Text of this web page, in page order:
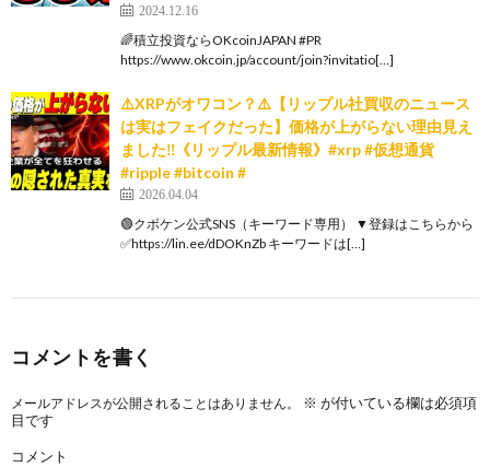
2024.12.16
🌈積立投資ならOKcoinJAPAN #PR
https://www.okcoin.jp/account/join?invitatio[…]
⚠️XRPがオワコン？⚠️【リップル社買収のニュース
は実はフェイクだった】価格が上がらない理由見え
ました‼️《リップル最新情報》#xrp #仮想通貨
#ripple #bitcoin #
2026.04.04
🟢クボケン公式SNS（キーワード専用） ▼登録はこちらから
✅https://lin.ee/dDOKnZb キーワードは[…]
コメントを書く
メールアドレスが公開されることはありません。 ※ が付いている欄は必須項
目です
コメント